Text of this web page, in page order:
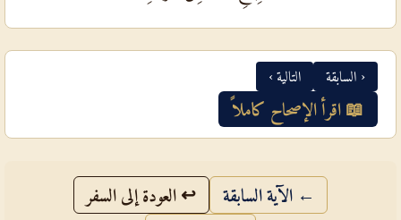
‹ السابقة التالية ›
📖 اقرأ الإصحاح كاملاً
← الآية السابقة ↩ العودة إلى السفر